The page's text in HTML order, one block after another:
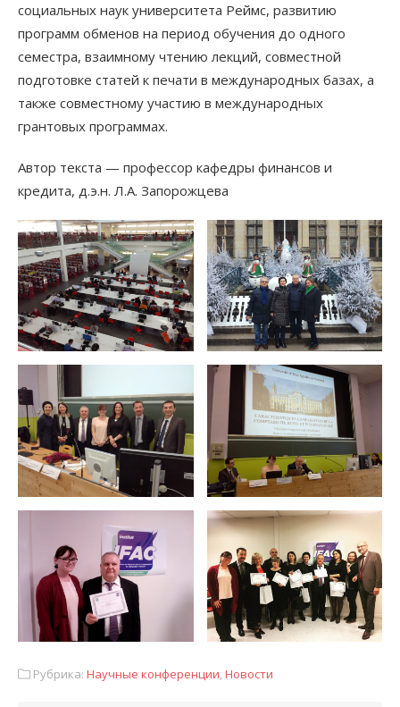
социальных наук университета Реймс, развитию
программ обменов на период обучения до одного
семестра, взаимному чтению лекций, совместной
подготовке статей к печати в международных базах, а
также совместному участию в международных
грантовых программах.
Автор текста — профессор кафедры финансов и
кредита, д.э.н. Л.А. Запорожцева
Рубрика: Научные конференции,Новости